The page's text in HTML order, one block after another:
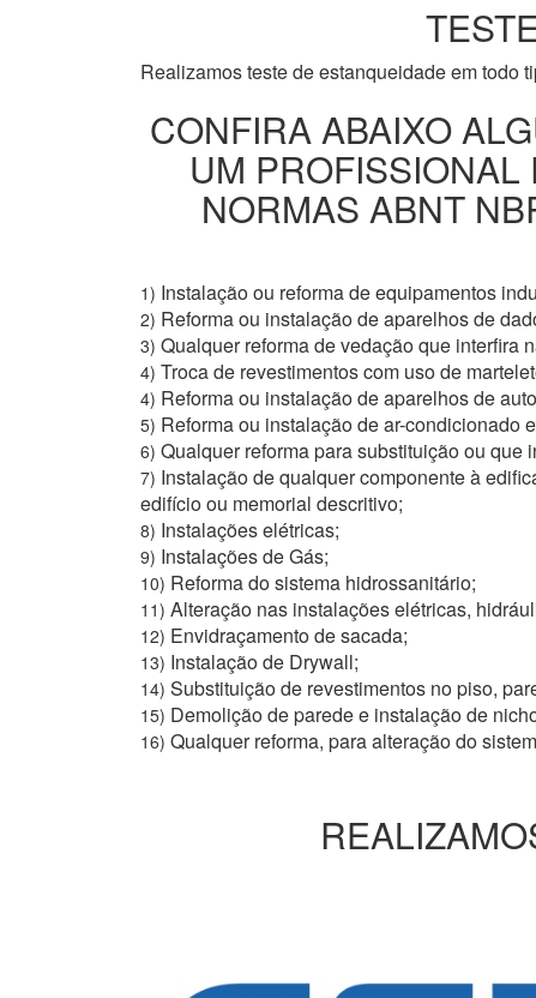
Realizamos teste de estanqueidade em todo
CONFIRA ABAIXO
UM
NORMAS ABNT
1) Instalação ou reforma de equipamentos
2) Reforma ou instalação de aparelhos de
3) Qualquer reforma de vedação que interfira
4) Troca de revestimentos com uso de
4) Reforma ou instalação de aparelhos de
5) Reforma ou instalação de ar-condicionado
6) Qualquer reforma para substituição ou que
7) Instalação de qualquer componente à
edifício ou memorial descritivo;
8) Instalações elétricas;
9) Instalações de Gás;
10) Reforma do sistema hidrossanitário;
11) Alteração nas instalações elétricas,
12) Envidraçamento de sacada;
13) Instalação de Drywall;
14) Substituição de revestimentos no piso,
15) Demolição de parede e instalação de
16) Qualquer reforma, para alteração do